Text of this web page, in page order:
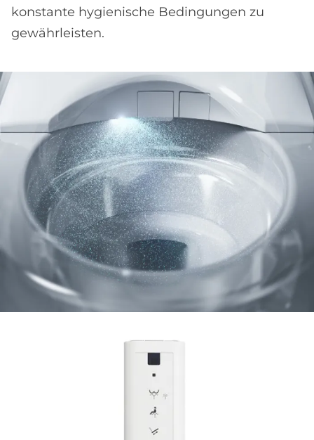
konstante hygienische Bedingungen zu
gewährleisten.